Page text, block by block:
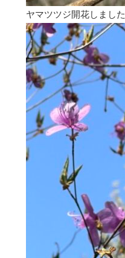
ヤマツツジ開花しました